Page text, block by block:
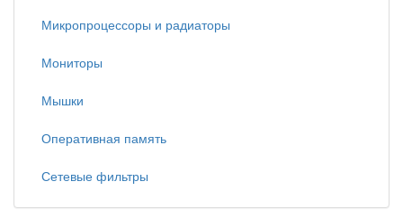
Микропроцессоры и радиаторы
Мониторы
Мышки
Оперативная память
Сетевые фильтры